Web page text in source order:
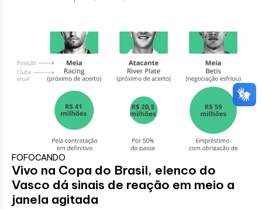
FOFOCANDO
Vivo na Copa do Brasil, elenco do
Vasco dá sinais de reação em meio a
janela agitada